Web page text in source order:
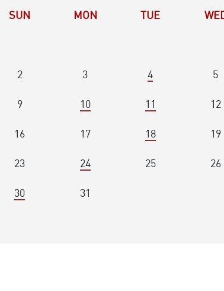
SUN MON TUE
2 3 4 5
9 10 11 12
16 17 18 19
23 24 25 26
30 31